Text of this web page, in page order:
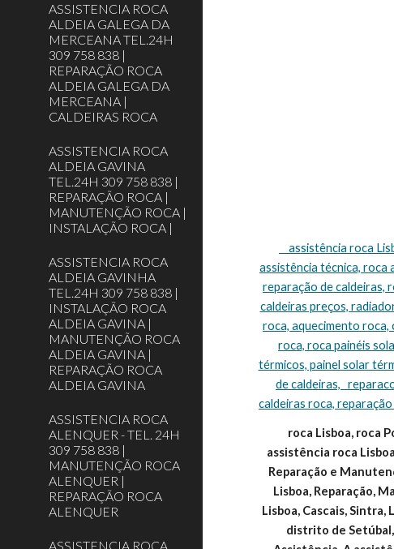
ASSISTENCIA ROCA
ALDEIA GALEGA DA
MERCEANA TEL.24H
309 758 838 |
REPARAÇÃO ROCA
ALDEIA GALEGA DA
MERCEANA |
CALDEIRAS ROCA
ASSISTENCIA ROCA
ALDEIA GAVINA
TEL.24H 309 758 838 |
REPARAÇÃO ROCA |
MANUTENÇÃO ROCA |
INSTALAÇÃO ROCA |
ASSISTENCIA ROCA
ALDEIA GAVINHA
TEL.24H 309 758 838 |
INSTALAÇÃO ROCA
ALDEIA GAVINA |
MANUTENÇÃO ROCA
ALDEIA GAVINA |
REPARAÇÃO ROCA
ALDEIA GAVINA
ASSISTENCIA ROCA
ALENQUER - TEL. 24H
309 758 838 |
MANUTENÇÃO ROCA
ALENQUER |
REPARAÇÃO ROCA
ALENQUER
ASSISTENCIA ROCA
assistência técnica, roca
reparação de caldeiras,
caldeiras preços,
roca, aquecimento roca,
roca, roca painéis
térmicos, painel solar
de caldeiras,
caldeiras roca,
roca Lisboa, roca
assistência roca
Reparação e
Lisboa, Reparação,
Lisboa, Cascais,
distrito de Setúbal,